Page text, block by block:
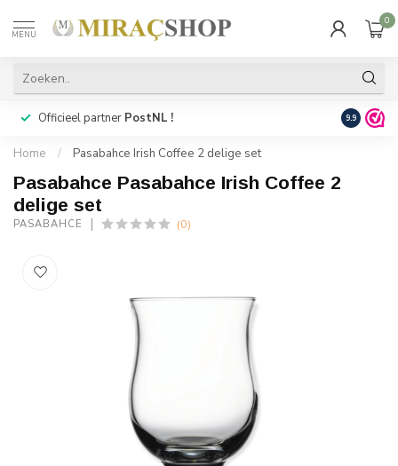
MENU
0
Officieel partner PostNL ! Snelle
9.9
Home / Pasabahce Irish Coffee 2 delige set
Pasabahce Pasabahce Irish Coffee 2
delige set
PASABAHCE (0)